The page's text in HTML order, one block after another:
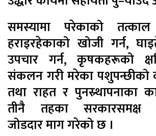
समस्यामा परेकाको तत्काल
हराइरहेकाको खोजी गर्न,
उपचार गर्न, कृषकहरूको
संकलन गरी मरेका पशुपन्छीको
तथा राहत र पुनस्र्थापनाका
तीनै तहका सरकारसमक्ष
जोडदार माग गरेको छ ।